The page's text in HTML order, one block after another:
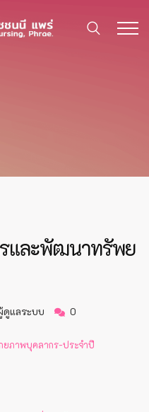
และพัฒนาทรัพย
ดูแลระบบ 0
ยภาพบุคลากร-ประจำปี